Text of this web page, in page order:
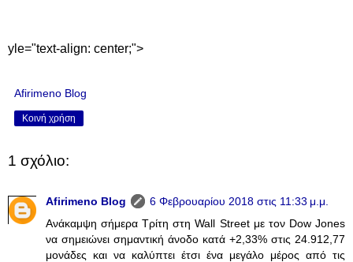
yle="text-align: center;">
Afirimeno Blog
Κοινή χρήση
1 σχόλιο:
Afirimeno Blog
6 Φεβρουαρίου 2018 στις 11:33 μ.μ.
Ανάκαμψη σήμερα Τρίτη στη Wall Street με τον Dow Jones
να σημειώνει σημαντική άνοδο κατά +2,33% στις 24.912,77
μονάδες και να καλύπτει έτσι ένα μεγάλο μέρος από τις